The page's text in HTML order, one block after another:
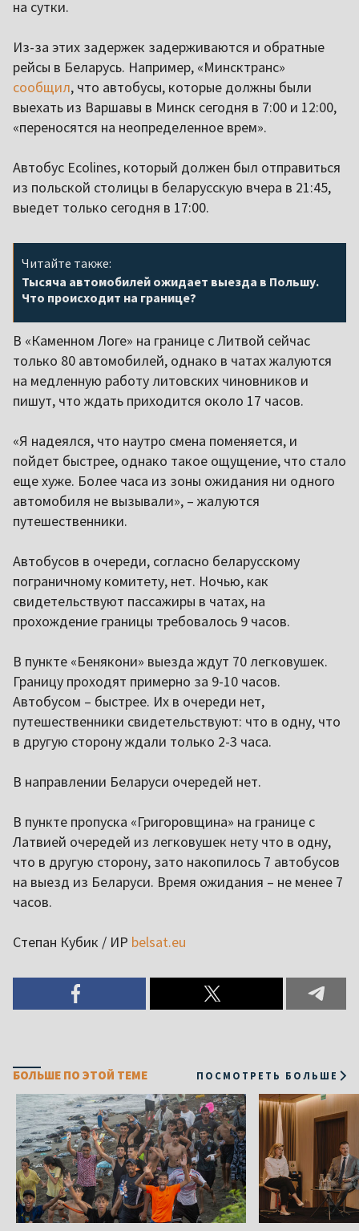
на сутки.
Из-за этих задержек задерживаются и обратные
рейсы в Беларусь. Например, «Минсктранс»
сообщил, что автобусы, которые должны были
выехать из Варшавы в Минск сегодня в 7:00 и 12:00,
«переносятся на неопределенное врем».
Автобус Ecolines, который должен был отправиться
из польской столицы в беларусскую вчера в 21:45,
выедет только сегодня в 17:00.
Читайте также:
Тысяча автомобилей ожидает выезда в Польшу.
Что происходит на границе?
В «Каменном Логе» на границе с Литвой сейчас
только 80 автомобилей, однако в чатах жалуются
на медленную работу литовских чиновников и
пишут, что ждать приходится около 17 часов.
«Я надеялся, что наутро смена поменяется, и
пойдет быстрее, однако такое ощущение, что стало
еще хуже. Более часа из зоны ожидания ни одного
автомобиля не вызывали», – жалуются
путешественники.
Автобусов в очереди, согласно беларусскому
пограничному комитету, нет. Ночью, как
свидетельствуют пассажиры в чатах, на
прохождение границы требовалось 9 часов.
В пункте «Бенякони» выезда ждут 70 легковушек.
Границу проходят примерно за 9-10 часов.
Автобусом – быстрее. Их в очереди нет,
путешественники свидетельствуют: что в одну, что
в другую сторону ждали только 2-3 часа.
В направлении Беларуси очередей нет.
В пункте пропуска «Григоровщина» на границе с
Латвией очередей из легковушек нету что в одну,
что в другую сторону, зато накопилось 7 автобусов
на выезд из Беларуси. Время ожидания – не менее 7
часов.
Степан Кубик / ИР belsat.eu
БОЛЬШЕ ПО ЭТОЙ ТЕМЕ ПОСМОТРЕТЬ БОЛЬШЕ